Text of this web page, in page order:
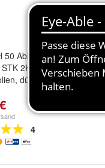
50 Abbrechklingen
2K extrem
dünnes Material
4